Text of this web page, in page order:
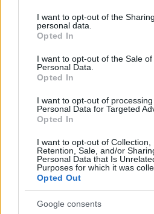
not limited to your visit or usage
grant or deny consent to Google
use your data for below specified
consent section.
I want to opt-out of the
personal data.
Opted In
I want to opt-out of the Sale of
Personal Data.
Opted In
I want to opt-out of
Personal Data for Targeted
Opted In
I want to opt-out of Collection,
Retention, Sale, and/or
Personal Data that Is
Purposes for which it was
Opted Out
Google consents
Een afbeelding in anime-stijl
achteren gezien aan de
Misbegotten Warrior en een
zwaard en schild in de
kasteel
Klik of tik op de afbeelding